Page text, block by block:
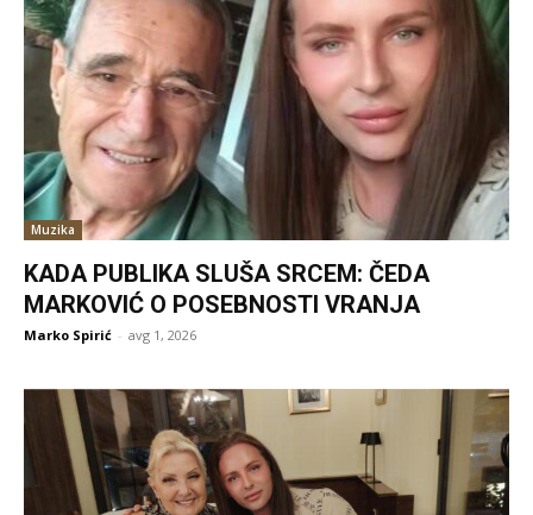
Muzika
KADA PUBLIKA SLUŠA SRCEM: ČEDA
MARKOVIĆ O POSEBNOSTI VRANJA
Marko Spirić - avg 1, 2026